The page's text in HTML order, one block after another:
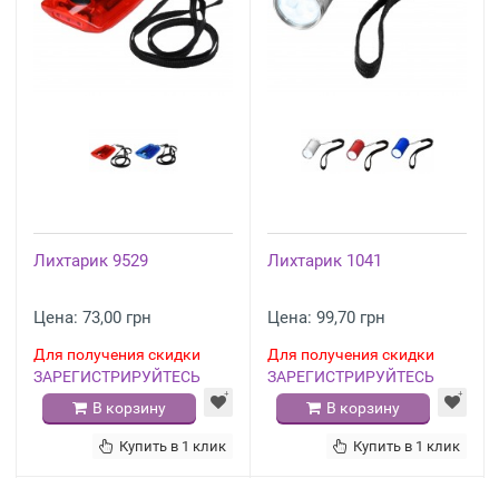
Лихтарик 9529
Цена: 73,00 грн
Для получения скидки
ЗАРЕГИСТРИРУЙТЕСЬ
В корзину
Купить в 1 клик
Лихтарик 1041
Цена: 99,70 грн
Для получения скидки
ЗАРЕГИСТРИРУЙТЕСЬ
В корзину
Купить в 1 клик